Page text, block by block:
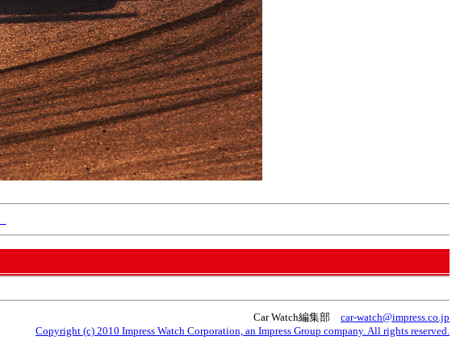
Car Watch編集部 car-watch@impress.co.jp
Copyright (c) 2010 Impress Watch Corporation, an Impress Group company. All rights reserved.